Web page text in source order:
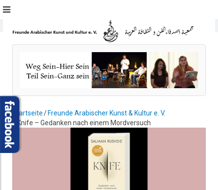
Startseite
Freunde Arabischer Kunst & Kultur e. V.
Knife – Gedanken nach einem Mordversuch